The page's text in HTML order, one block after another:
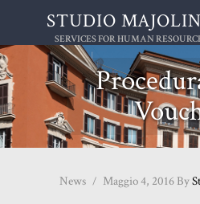
STUDIO
SERVICES FOR HUMAN
STUDIO
HOME
STUDIO
NEWS
News Maggio 4, 2016 By